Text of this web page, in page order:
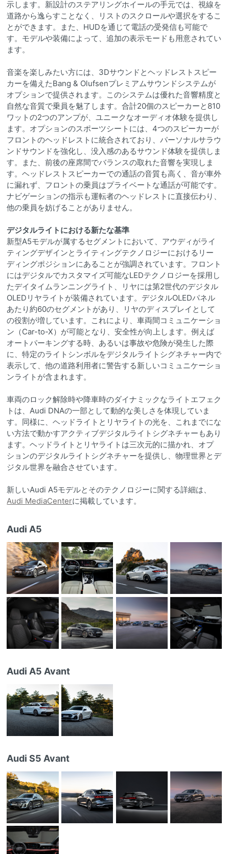
示します。新設計のステアリングホイールの手元では、視線を
道路から逸らすことなく、リストのスクロールや選択をするこ
とができます。また、HUDを通じて電話の受発信も可能で
す。モデルや装備によって、追加の表示モードも用意されてい
ます。
音楽を楽しみたい方には、3Dサウンドとヘッドレストスピー
カーを備えたBang & Olufsenプレミアムサウンドシステムが
オプションで提供されます。このシステムは優れた音響精度と
自然な音質で乗員を魅了します。合計20個のスピーカーと810
ワットの2つのアンプが、ユニークなオーディオ体験を提供し
ます。オプションのスポーツシートには、4つのスピーカーが
フロントのヘッドレストに統合されており、パーソナルサラウ
ンドサウンドを強化し、没入感のあるサウンド体験を提供しま
す。また、前後の座席間でバランスの取れた音響を実現しま
す。ヘッドレストスピーカーでの通話の音質も高く、音が車外
に漏れず、フロントの乗員はプライベートな通話が可能です。
ナビゲーションの指示も運転者のヘッドレストに直接伝わり、
他の乗員を妨げることがありません。
デジタルライトにおける新たな基準
新型A5モデルが属するセグメントにおいて、アウディがライ
ティングデザインとライティングテクノロジーにおけるリー
ディングポジションにあることが強調されています。フロント
にはデジタルでカスタマイズ可能なLEDテクノロジーを採用し
たデイタイムランニングライト、リヤには第2世代のデジタル
OLEDリヤライトが装備されています。デジタルOLEDパネル
あたり約60のセグメントがあり、リヤのディスプレイとして
の役割が増しています。これにより、車両間コミュニケーショ
ン（Car-to-X）が可能となり、安全性が向上します。例えば
オートパーキングする時、あるいは事故や危険が発生した際
に、特定のライトシンボルをデジタルライトシグネチャー内で
表示して、他の道路利用者に警告する新しいコミュニケーショ
ンライトが含まれます。
車両のロック解除時や降車時のダイナミックなライトエフェク
トは、Audi DNAの一部として動的な美しさを体現していま
す。同様に、ヘッドライトとリヤライトの光を、これまでにな
い方法で動かすアクティブデジタルライトシグネチャーもあり
ます。ヘッドライトとリヤライトは三次元的に描かれ、オプ
ションのデジタルライトシグネチャーを提供し、物理世界とデ
ジタル世界を融合させています。
新しいAudi A5モデルとそのテクノロジーに関する詳細は、
Audi MediaCenterに掲載しています。
Audi A5
Audi A5 Avant
Audi S5 Avant